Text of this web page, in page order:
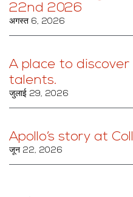
22nd 2026
अगस्त 6, 2026
A place to
talents.
जुलाई 29, 2026
Apollo’s story at
जून 22, 2026